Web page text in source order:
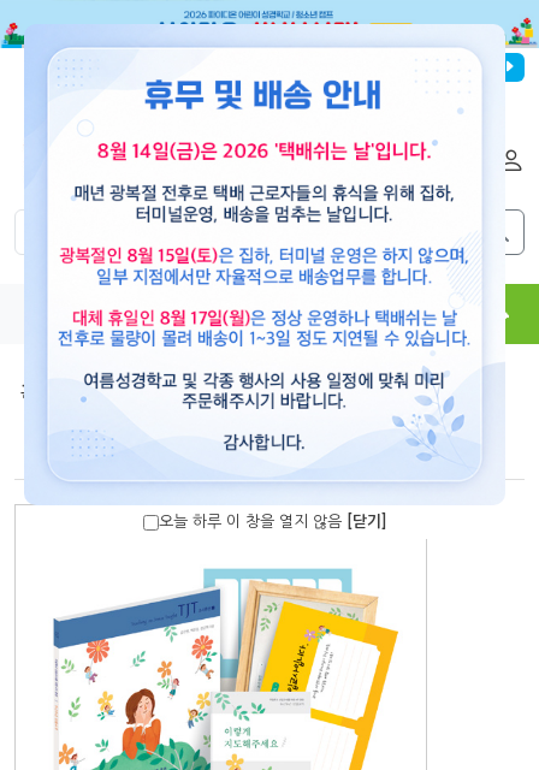
파이디온선교회
도서 뮤직 용품 현수막 콘텐츠
훈련 교재 > TJT 교사훈련교재
두근두근 신입교사(주일학교 신입교사를 위한 4주 훈련)
오늘 하루 이 창을 열지 않음 [닫기]